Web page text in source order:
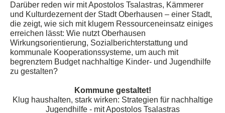
Darüber reden wir mitApostolos Tsalastras, Kämmerer
und Kulturdezernent der Stadt Oberhausen – einer Stadt,
die zeigt, wie sich mit klugem Ressourceneinsatz einiges
erreichen lässt: Wie nutzt Oberhausen
Wirkungsorientierung, Sozialberichterstattung und
kommunale Kooperationssysteme, um auch mit
begrenztem Budget nachhaltige Kinder- und Jugendhilfe
zu gestalten?
Kommune gestaltet!
Klug haushalten, stark wirken: Strategien für nachhaltige
Jugendhilfe - mit Apostolos Tsalastras